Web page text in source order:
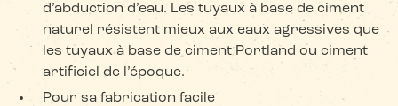
d’abduction d’eau. Les tuyaux à base de ciment
naturel résistent mieux aux eaux agressives que
les tuyaux à base de ciment Portland ou ciment
artificiel de l’époque.
Pour sa fabrication facile